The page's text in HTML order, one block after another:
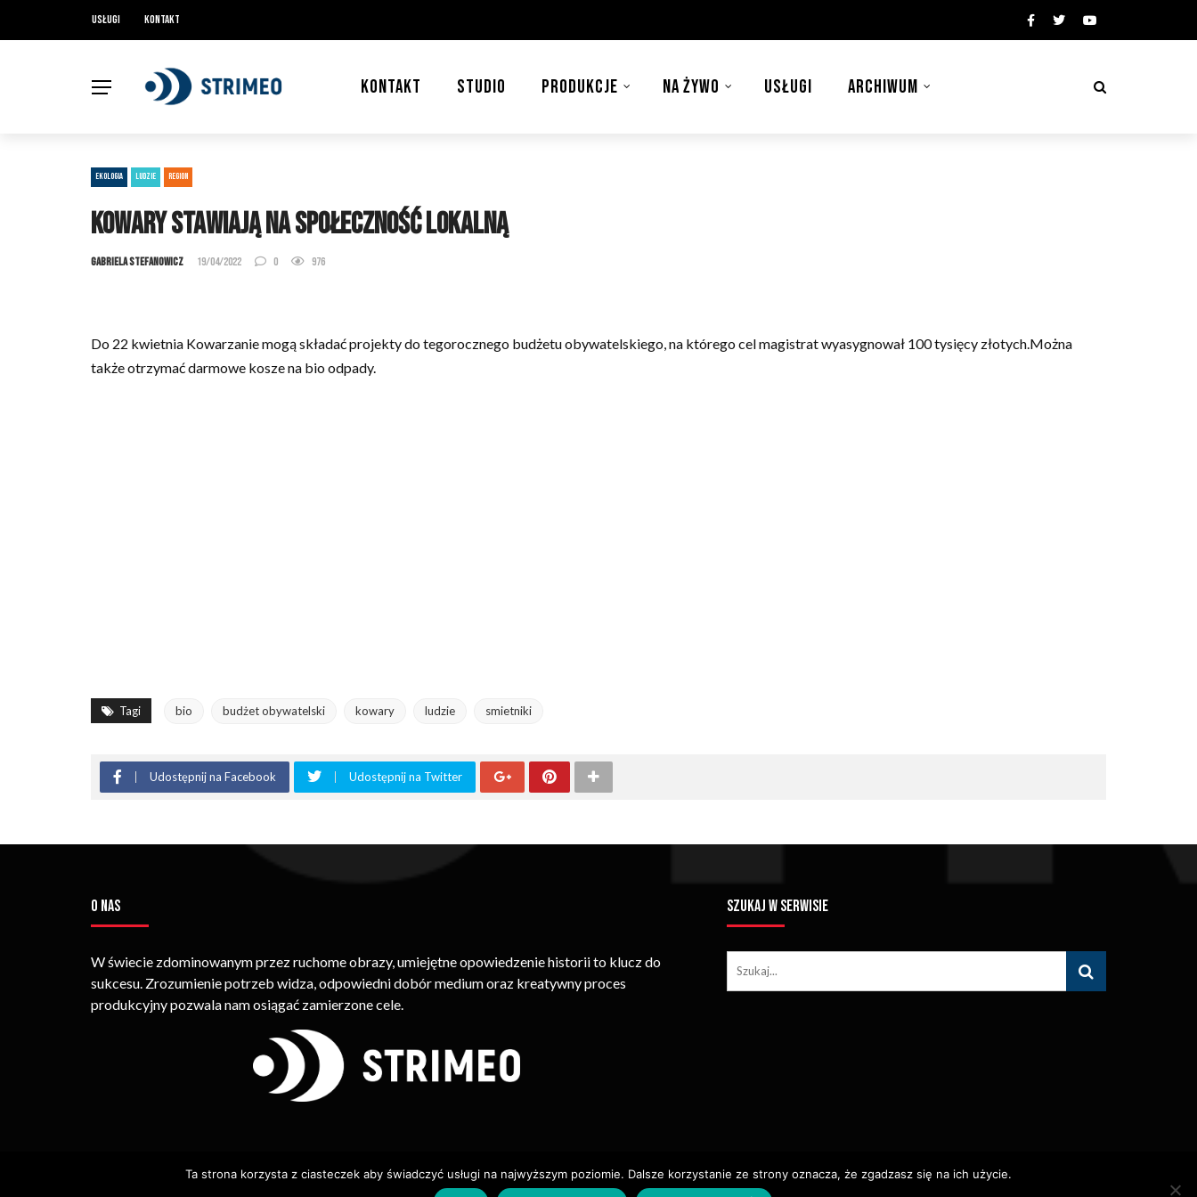
Usługi Kontakt
KONTAKT STUDIO PRODUKCJE NA ŻYWO USŁUGI ARCHIWUM
EKOLOGIA LUDZIE REGION
Kowary stawiają na społeczność lokalną
Gabriela Stefanowicz 19/04/2022 0 976
Do 22 kwietnia Kowarzanie mogą składać projekty do tegorocznego budżetu obywatelskiego, na którego cel magistrat wyasygnował 100 tysięcy złotych.Można
także otrzymać darmowe kosze na bio odpady.
Tagi bio budżet obywatelski kowary ludzie smietniki
Udostępnij na Facebook Udostępnij na Twitter
O NAS
W świecie zdominowanym przez ruchome obrazy, umiejętne opowiedzenie historii to klucz do
sukcesu. Zrozumienie potrzeb widza, odpowiedni dobór medium oraz kreatywny proces
produkcyjny pozwala nam osiągać zamierzone cele.
SZUKAJ W SERWISIE
© Copyright STRIMEO. All Rights Reserved. Kopiowanie Treści (w Tym Zdjęć, Materiałów Wideo) Bez Pisemnego Zezwolenia Zabronione.
Ta strona korzysta z ciasteczek aby świadczyć usługi na najwyższym poziomie. Dalsze korzystanie ze strony oznacza, że zgadzasz się na ich użycie.